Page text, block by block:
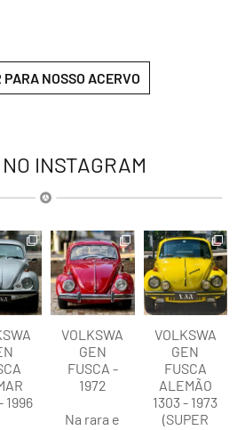
PARA NOSSO ACERVO
NO INSTAGRAM
8
1996
lart.br
Ago 8
VOLKSWA
GEN
FUSCA -
1972
Na rara e
lart.br
Ago 8
VOLKSWA
GEN
FUSCA
ALEMÃO
1303 - 1973
(SUPER